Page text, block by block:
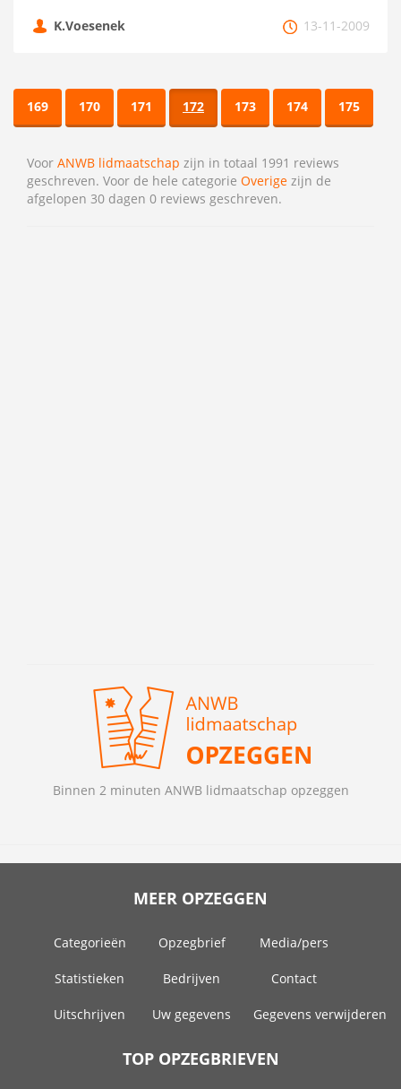
K.Voesenek 13-11-2009
169 170 171 172 173 174 175
Voor ANWB lidmaatschap zijn in totaal 1991 reviews
geschreven. Voor de hele categorie Overige zijn de
afgelopen 30 dagen 0 reviews geschreven.
Binnen 2 minuten ANWB lidmaatschap opzeggen
MEER OPZEGGEN
Categorieën Opzegbrief Media/pers
Statistieken Bedrijven Contact
Uitschrijven Uw gegevens Gegevens verwijderen
TOP OPZEGBRIEVEN